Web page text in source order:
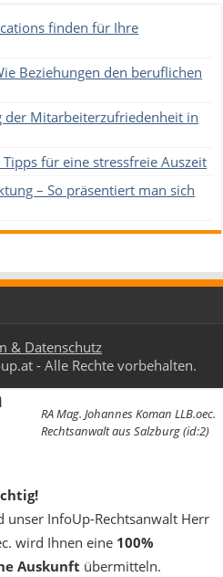
finden für Ihre
Beziehungen den beruflichen
der Mitarbeiterzufriedenheit in
für eine stressfreie Auszeit
– So präsentiert man sich
& Datenschutz
- Alle Rechte vorbehalten.
RA Mag. Johannes Koman LLB.oec.
Rechtsanwalt aus Salzburg (id:2)
unser InfoUp-Rechtsanwalt Herr
wird Ihnen eine 100%
Auskunft übermitteln.